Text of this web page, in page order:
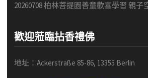
20260708 柏林菩提園善童歡喜學習 親子
歡迎蒞臨拈香禮佛
地址：Ackerstraße 85-86, 13355 Berlin